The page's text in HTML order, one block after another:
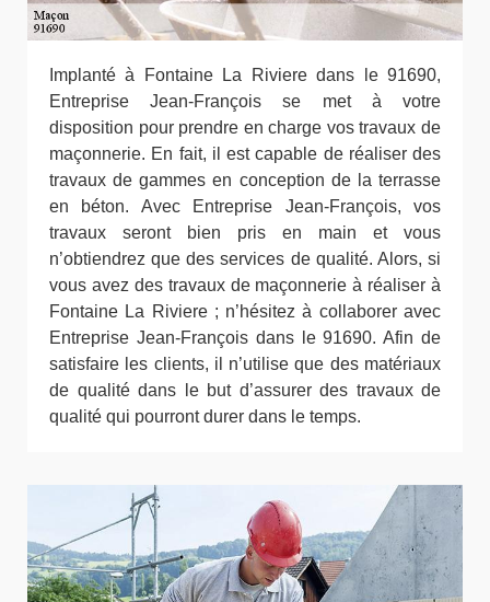
Implanté à Fontaine La Riviere dans le 91690,
Entreprise Jean-François se met à votre
disposition pour prendre en charge vos travaux de
maçonnerie. En fait, il est capable de réaliser des
travaux de gammes en conception de la terrasse
en béton. Avec Entreprise Jean-François, vos
travaux seront bien pris en main et vous
n’obtiendrez que des services de qualité. Alors, si
vous avez des travaux de maçonnerie à réaliser à
Fontaine La Riviere ; n’hésitez à collaborer avec
Entreprise Jean-François dans le 91690. Afin de
satisfaire les clients, il n’utilise que des matériaux
de qualité dans le but d’assurer des travaux de
qualité qui pourront durer dans le temps.